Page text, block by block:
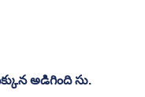
అడిగింది సు.